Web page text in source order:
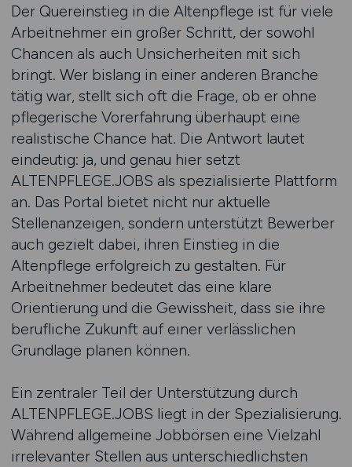
Der Quereinstieg in die Altenpflege ist für viele
Arbeitnehmer ein großer Schritt, der sowohl
Chancen als auch Unsicherheiten mit sich
bringt. Wer bislang in einer anderen Branche
tätig war, stellt sich oft die Frage, ob er ohne
pflegerische Vorerfahrung überhaupt eine
realistische Chance hat. Die Antwort lautet
eindeutig: ja, und genau hier setzt
ALTENPFLEGE.JOBS als spezialisierte Plattform
an. Das Portal bietet nicht nur aktuelle
Stellenanzeigen, sondern unterstützt Bewerber
auch gezielt dabei, ihren Einstieg in die
Altenpflege erfolgreich zu gestalten. Für
Arbeitnehmer bedeutet das eine klare
Orientierung und die Gewissheit, dass sie ihre
berufliche Zukunft auf einer verlässlichen
Grundlage planen können.
Ein zentraler Teil der Unterstützung durch
ALTENPFLEGE.JOBS liegt in der Spezialisierung.
Während allgemeine Jobbörsen eine Vielzahl
irrelevanter Stellen aus unterschiedlichsten